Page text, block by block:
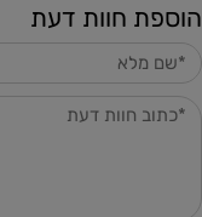
הוספת חוות דעת